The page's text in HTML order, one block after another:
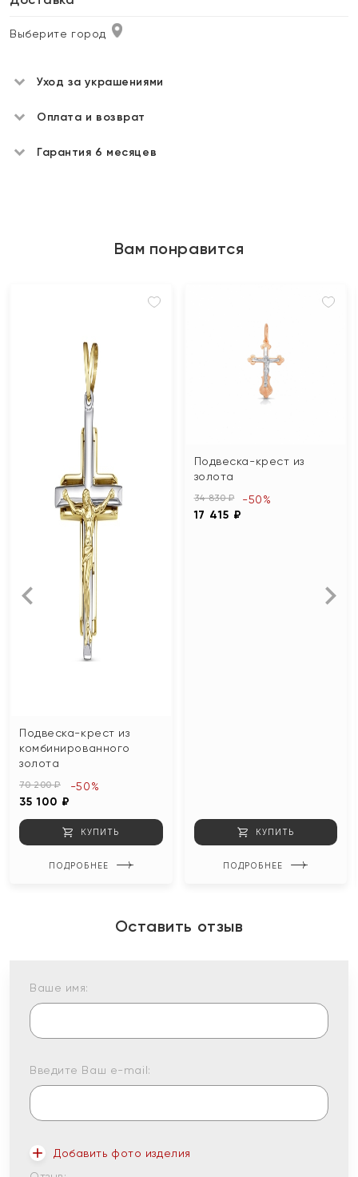
Выберите город
Уход за украшениями
Оплата и возврат
Гарантия 6 месяцев
Вам понравится
Подвеска-крест из
комбинированного
золота
70 200 ₽
35 100 ₽
-50%
КУПИТЬ
ПОДРОБНЕЕ
Подвеска-крест из
золота
34 830 ₽
17 415 ₽
-50%
КУПИТЬ
ПОДРОБНЕЕ
Оставить отзыв
Ваше имя:
Введите Ваш e-mail:
Добавить фото изделия